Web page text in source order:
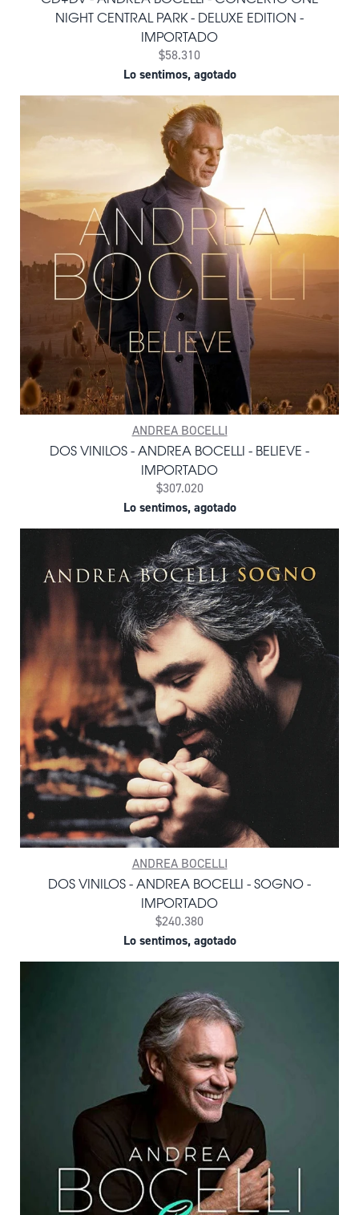
NIGHT CENTRAL PARK - DELUXE EDITION -
IMPORTADO
$58.310
Lo sentimos, agotado
ANDREA BOCELLI
DOS VINILOS - ANDREA BOCELLI - BELIEVE -
IMPORTADO
$307.020
Lo sentimos, agotado
ANDREA BOCELLI
DOS VINILOS - ANDREA BOCELLI - SOGNO -
IMPORTADO
$240.380
Lo sentimos, agotado